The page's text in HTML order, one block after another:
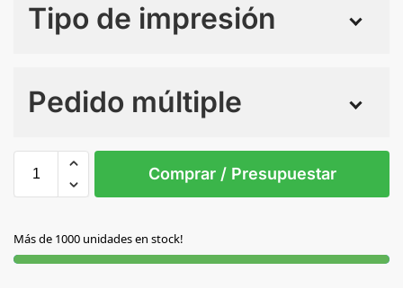
Tipo de impresión
Pedido múltiple
S/T
AZUL
Comprar / Presupuestar
Más de 1000 unidades en stock!